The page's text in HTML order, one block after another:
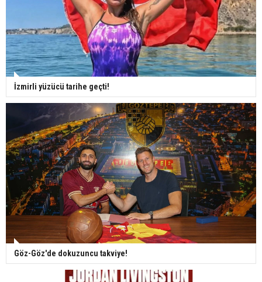
İzmirli yüzücü tarihe geçti!
Göz-Göz'de dokuzuncu takviye!